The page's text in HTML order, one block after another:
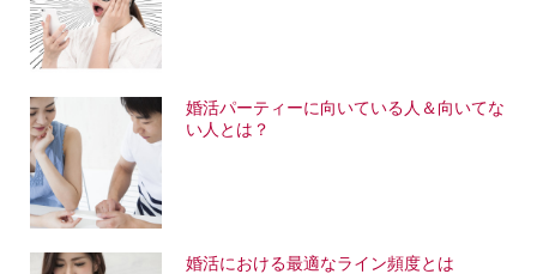
婚活パーティーに向いている人＆向いてな
い人とは？
婚活における最適なライン頻度とは